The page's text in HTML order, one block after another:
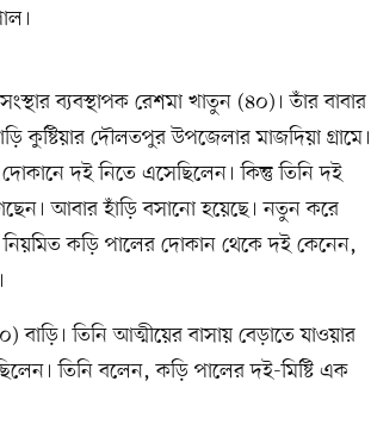
ব্যবস্থাপক রেশমা খাতুন (৪০)। তাঁর বাবার
কুষ্টিয়ার দৌলতপুর উপজেলার মাজদিয়া গ্রামে।
দই নিতে এসেছিলেন। কিন্তু তিনি দই
আবার হাঁড়ি বসানো হয়েছে। নতুন করে
কড়ি পালের দোকান থেকে দই কেনেন,
তিনি আত্মীয়ের বাসায় বেড়াতে যাওয়ার
তিনি বলেন, কড়ি পালের দই-মিষ্টি এক